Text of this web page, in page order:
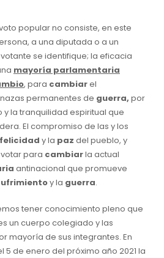
popular no consiste, en este
a una diputada o a un
se identifique; la eficacia
mayoría parlamentaria
, para cambiarel
permanentes de guerra, por
y la tranquilidad espiritual que
El compromiso de las y los
felicidad y la paz del pueblo, y
para cambiarla actual
antinacional que promueve
y la guerra.
tener conocimiento pleno que
un cuerpo colegiado y las
mayoría de sus integrantes. En
5 de enero del próximo año 2021 la